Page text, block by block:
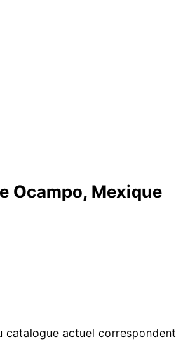
Ocampo, Mexique
catalogue actuel correspondent